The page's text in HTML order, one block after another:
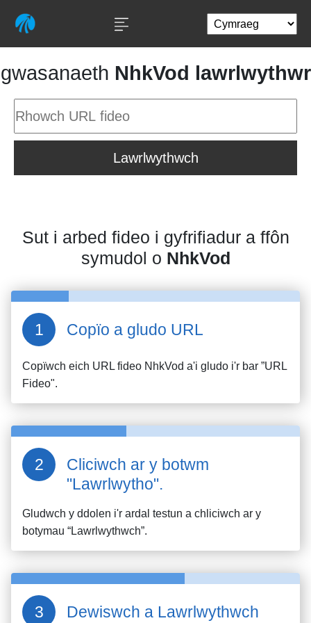
gwasanaeth NhkVod lawrlwythwr
Lawrlwythwch
Sut i arbed fideo i gyfrifiadur a ffôn
symudol o NhkVod
Copïo a gludo URL
Copïwch eich URL fideo NhkVod a'i gludo i'r bar ”URL
Fideo".
Cliciwch ar y botwm
"Lawrlwytho".
Gludwch y ddolen i'r ardal testun a chliciwch ar y
botymau “Lawrlwythwch”.
Dewiswch a Lawrlwythwch